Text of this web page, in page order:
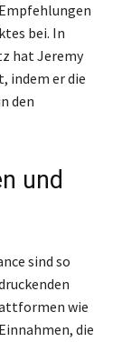
bei. In
hat Jeremy
indem er die
den
und
sind so
wie
die